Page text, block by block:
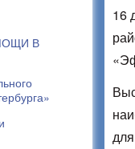
В
16